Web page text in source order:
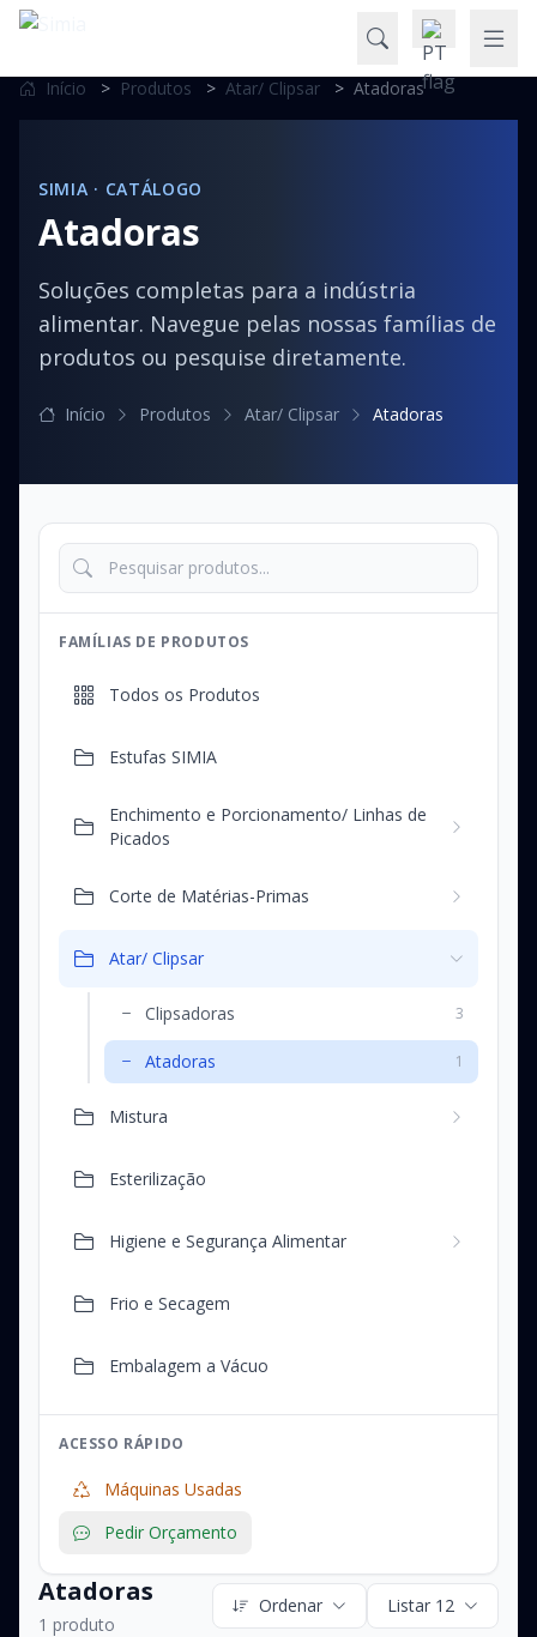
Início > Produtos > Atar/ Clipsar > Atadoras
SIMIA · CATÁLOGO
Atadoras
Soluções completas para a indústria
alimentar. Navegue pelas nossas famílias de
produtos ou pesquise diretamente.
Início Produtos Atar/ Clipsar Atadoras
FAMÍLIAS DE PRODUTOS
Todos os Produtos
Estufas SIMIA
Enchimento e Porcionamento/ Linhas de
Picados
Corte de Matérias-Primas
Atar/ Clipsar
Clipsadoras 3
Atadoras 1
Mistura
Esterilização
Higiene e Segurança Alimentar
Frio e Secagem
Embalagem a Vácuo
ACESSO RÁPIDO
Máquinas Usadas
Pedir Orçamento
Atadoras
1 produto
Ordenar Listar 12